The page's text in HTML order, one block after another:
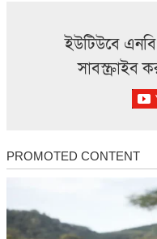
ইউটিউবে
সাবস্ক্রাইব